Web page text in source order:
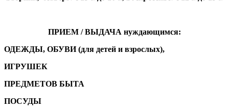
ПРИЕМ / ВЫДАЧА нуждающимся:
ОДЕЖДЫ, ОБУВИ (для детей и взрослых),
ИГРУШЕК
ПРЕДМЕТОВ БЫТА
ПОСУДЫ